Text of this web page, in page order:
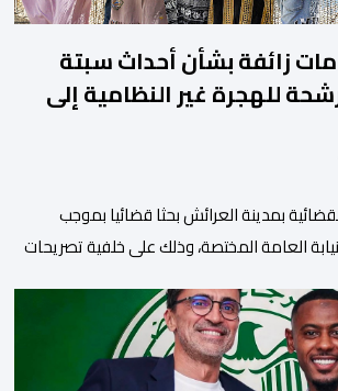
زائفة بشأن أحداث سبتة
للهجرة غير النظامية إلى
بمدينة العرائش بحثا قضائيا بموجب
العامة المختصة، وذلك على خلفية تصريحات
على شبكات التواصل الاجتماعي. وكانت
صرحت بمعطيات مضللة، واتهامات كيدية، تدعي
هي من فتحت الحدود في […]